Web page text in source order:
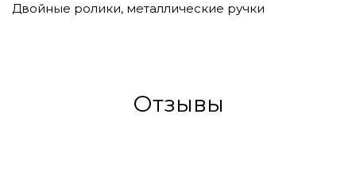
Двойные ролики, металлические ручки
Отзывы